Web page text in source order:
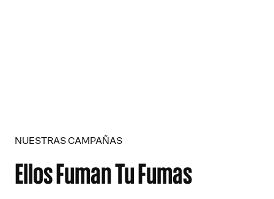
NUESTRAS CAMPAÑAS
Ellos Fuman Tu Fumas